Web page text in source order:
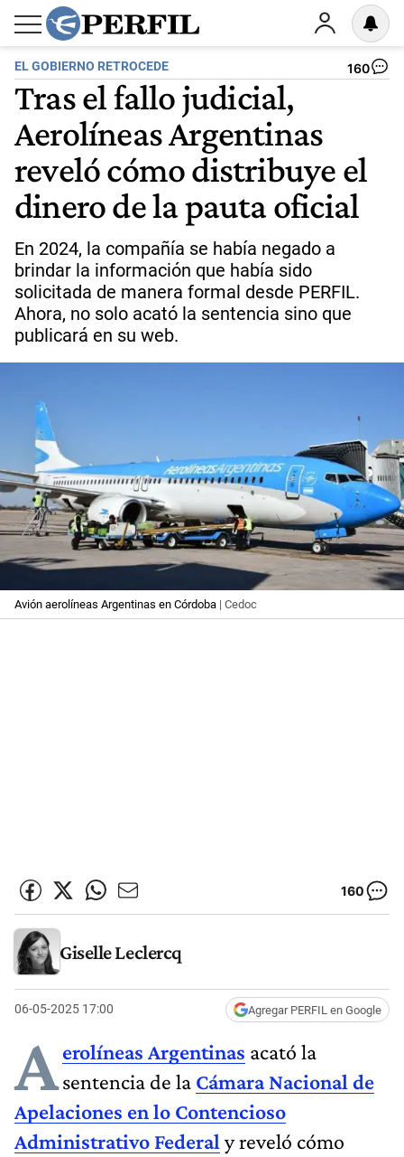
EL GOBIERNO RETROCEDE 160
Tras el fallo judicial,
Aerolíneas Argentinas
reveló cómo distribuye el
dinero de la pauta oficial
En 2024, la compañía se había negado a
brindar la información que había sido
solicitada de manera formal desde PERFIL.
Ahora, no solo acató la sentencia sino que
publicará en su web.
Avión aerolíneas Argentinas en Córdoba | Cedoc
160
Giselle Leclercq
06-05-2025 17:00 Agregar PERFIL en Google
Aerolíneas Argentinas acató la
sentencia de la Cámara Nacional de
Apelaciones en lo Contencioso
Administrativo Federal y reveló cómo